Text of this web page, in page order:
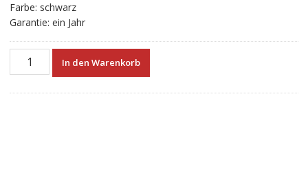
Farbe: schwarz
Garantie: ein Jahr
Neuer
In den Warenkorb